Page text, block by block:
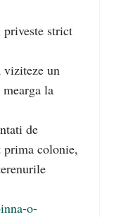
strict
viziteze un
la
de
colonie,
o-